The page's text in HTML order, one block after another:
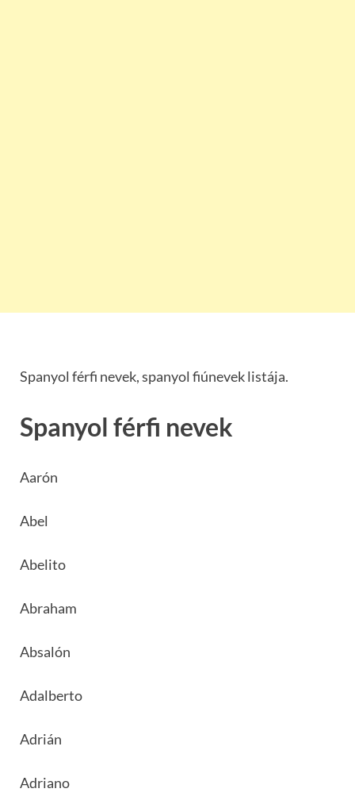
Spanyol férfi nevek, spanyol fiúnevek listája.
Spanyol férfi nevek
Aarón
Abel
Abelito
Abraham
Absalón
Adalberto
Adrián
Adriano